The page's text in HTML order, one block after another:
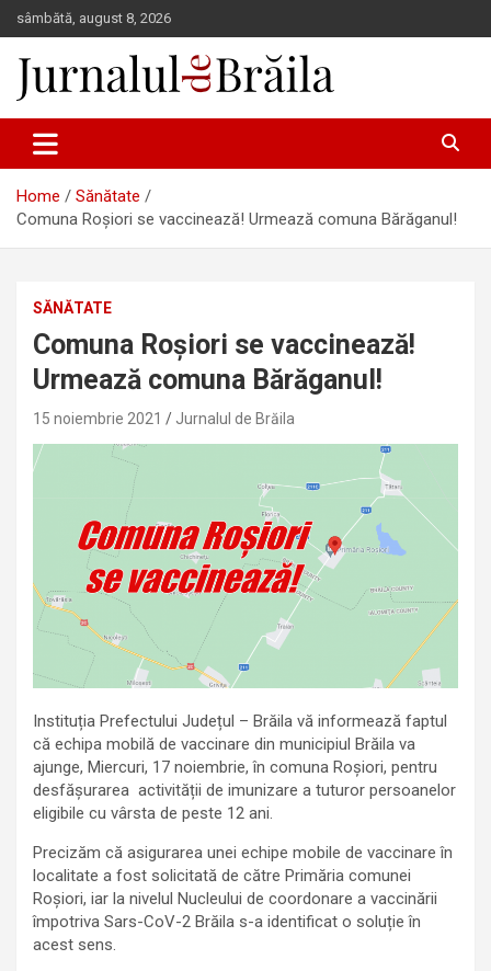
Skip
to
content
sâmbătă, august 8, 2026
Jurnalul de Brăila
Home
Sănătate
Comuna Roșiori se vaccinează! Urmează comuna Bărăganul!
SĂNĂTATE
Comuna Roșiori se vaccinează!
Urmează comuna Bărăganul!
15 noiembrie 2021 Jurnalul de Brăila
Instituția Prefectului Județul – Brăila vă informează faptul
că echipa mobilă de vaccinare din municipiul Brăila va
ajunge, Miercuri, 17 noiembrie, în comuna Roșiori, pentru
desfășurarea activității de imunizare a tuturor persoanelor
eligibile cu vârsta de peste 12 ani.
Precizăm că asigurarea unei echipe mobile de vaccinare în
localitate a fost solicitată de către Primăria comunei
Roșiori, iar la nivelul Nucleului de coordonare a vaccinării
împotriva Sars-CoV-2 Brăila s-a identificat o soluție în
acest sens.